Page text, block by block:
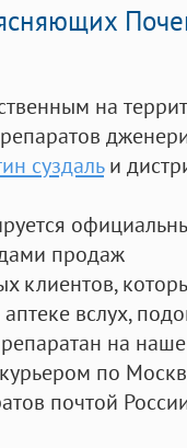
на
суздальи
продаж
клиентов,
вслух,
на
по
почтой